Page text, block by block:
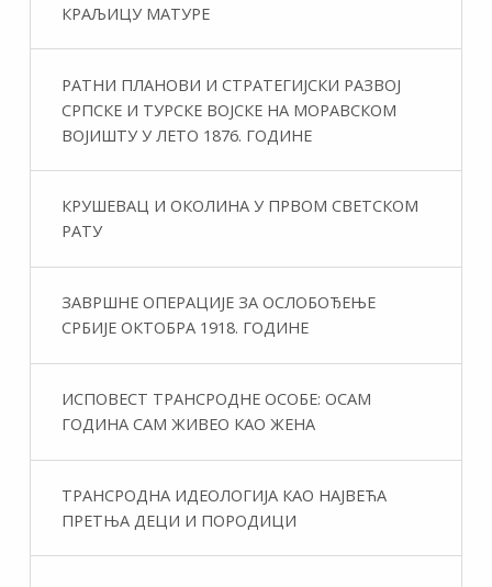
КРАЉИЦУ МАТУРЕ
РАТНИ ПЛАНОВИ И СТРАТЕГИЈСКИ РАЗВОЈ
СРПСКЕ И ТУРСКЕ ВОЈСКЕ НА МОРАВСКОМ
ВОЈИШТУ У ЛЕТО 1876. ГОДИНЕ
КРУШЕВАЦ И ОКОЛИНА У ПРВОМ СВЕТСКОМ
РАТУ
ЗАВРШНЕ ОПЕРАЦИЈЕ ЗА ОСЛОБОЂЕЊЕ
СРБИЈЕ ОКТОБРА 1918. ГОДИНЕ
ИСПОВЕСТ ТРАНСРОДНЕ ОСОБЕ: ОСАМ
ГОДИНА САМ ЖИВЕО КАО ЖЕНА
ТРАНСРОДНА ИДЕОЛОГИЈА КАО НАЈВЕЋА
ПРЕТЊА ДЕЦИ И ПОРОДИЦИ